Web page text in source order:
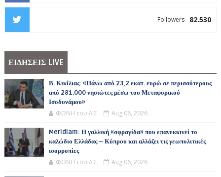
82.530
Followers
ΕΙΔΗΣΕΙΣ LIVE
Β. Κικίλιας: «Πάνω από 23,2 εκατ. ευρώ σε περισσότερους
από 281.000 νησιώτες μέσω του Μεταφορικού
Ισοδυνάμου»
ΦΩΝΗ του Λ.Σ. Aug 06, 2026
Meridiam: Η γαλλική «σφραγίδα» που επανεκκινεί το
καλώδιο Ελλάδας – Κύπρου και αλλάζει τις γεωπολιτικές
ισορροπίες
ΦΩΝΗ του Λ.Σ. Aug 06, 2026